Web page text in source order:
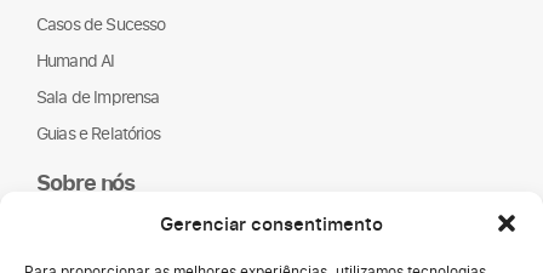
Gerenciar consentimento
Casos de Sucesso
Humand AI
Sala de Imprensa
Guias e Relatórios
Sobre nós